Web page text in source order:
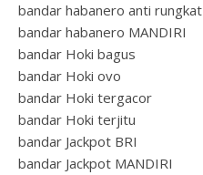
bandar habanero anti rungkat
bandar habanero MANDIRI
bandar Hoki bagus
bandar Hoki ovo
bandar Hoki tergacor
bandar Hoki terjitu
bandar Jackpot BRI
bandar Jackpot MANDIRI